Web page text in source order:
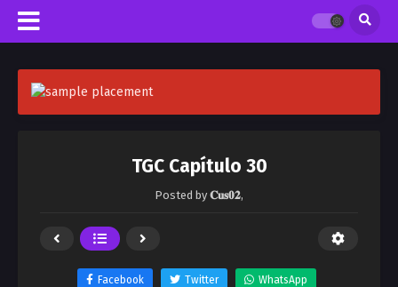
TGC Capítulo 30
Posted by 𝐂𝐮𝐬𝟎𝟐,
Facebook Twitter WhatsApp